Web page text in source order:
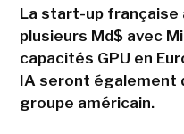
La start-up française
plusieurs Md$ avec
capacités GPU en
IA seront également
groupe américain.